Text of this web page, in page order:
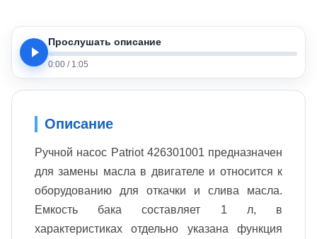
Прослушать описание
0:00 / 1:05
Описание
Ручной насос Patriot 426301001 предназначен
для замены масла в двигателе и относится к
оборудованию для откачки и слива масла.
Емкость бака составляет 1 л, в
характеристиках отдельно указана функция